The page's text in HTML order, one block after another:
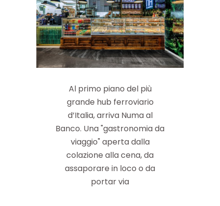
Al primo piano del più
grande hub ferroviario
d’Italia, arriva Numa al
Banco. Una "gastronomia da
viaggio" aperta dalla
colazione alla cena, da
assaporare in loco o da
portar via